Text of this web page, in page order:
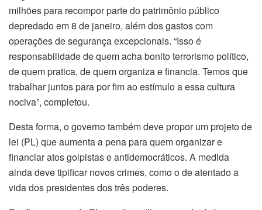
milhões para recompor parte do patrimônio público
depredado em 8 de janeiro, além dos gastos com
operações de segurança excepcionais. “Isso é
responsabilidade de quem acha bonito terrorismo político,
de quem pratica, de quem organiza e financia. Temos que
trabalhar juntos para por fim ao estímulo a essa cultura
nociva”, completou.
Desta forma, o governo também deve propor um projeto de
lei (PL) que aumenta a pena para quem organizar e
financiar atos golpistas e antidemocráticos. A medida
ainda deve tipificar novos crimes, como o de atentado a
vida dos presidentes dos três poderes.